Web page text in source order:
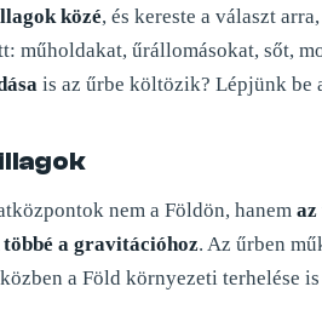
közé, és kereste a választ
műholdakat, űrállomásokat, sőt,
is az űrbe költözik? Lépjünk be
nem a Földön, hanem az
a gravitációhoz. Az űrben
a Föld környezeti terhelése